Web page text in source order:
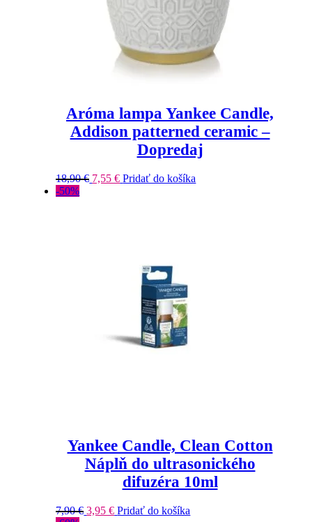
Aróma lampa Yankee Candle,
Addison patterned ceramic –
Dopredaj
18,90€ 7,55€ Pridať do košíka
-50%
Yankee Candle, Clean Cotton
Náplň do ultrasonického
difuzéra 10ml
7,90€ 3,95€ Pridať do košíka